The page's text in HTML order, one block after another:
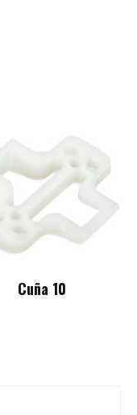
Cuña 10